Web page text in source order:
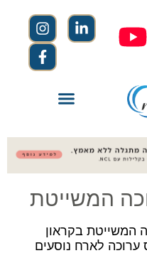
המשייטת
המשייטת בקראון
ערוכה לארח נוסעים